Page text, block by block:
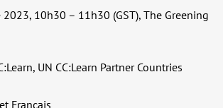
10h30 – 11h30 (GST), The Greening
UN CC:Learn Partner Countries
Français